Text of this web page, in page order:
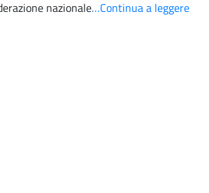
nazionale…Continua a leggere